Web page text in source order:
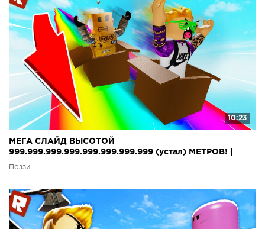
10:23
МЕГА СЛАЙД ВЫСОТОЙ
999.999.999.999.999.999.999.999 (устал) МЕТРОВ! |
Roblox
Поззи